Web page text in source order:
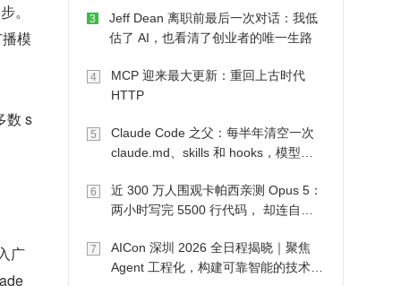
。
模
数 s
广
3
Jeff Dean 离职前最后一次对话：我低
估了 AI，也看清了创业者的唯一生路
4
MCP 迎来最大更新：重回上古时代
HTTP
5
Claude Code 之父：每半年清空一次
claude.md、skills 和 hooks，模型自
6
近 300 万人围观卡帕西亲测 Opus 5：
两小时写完 5500 行代码， 却连自己
7
AICon 深圳 2026 全日程揭晓｜聚焦
Agent 工程化，构建可靠智能的技术路